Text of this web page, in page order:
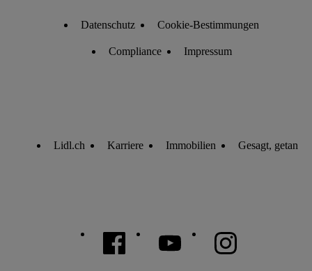
Datenschutz Cookie-Bestimmungen
Compliance Impressum
Lidl.ch Karriere Immobilien Gesagt, getan